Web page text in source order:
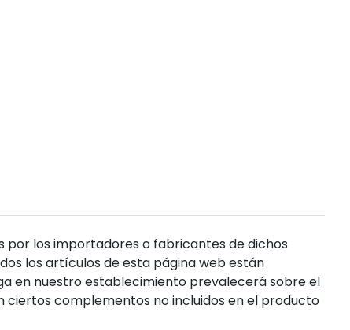
los importadores o fabricantes de dichos
los artículos de esta página web están
en nuestro establecimiento prevalecerá sobre el
complementos no incluidos en el producto